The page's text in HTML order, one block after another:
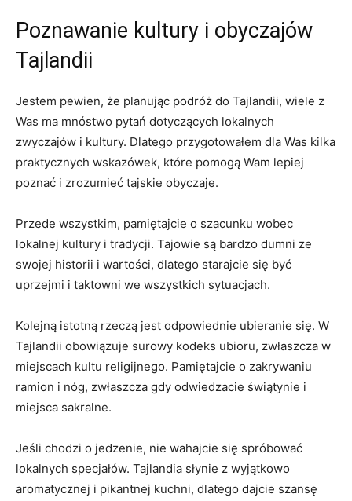
Poznawanie kultury i obyczajów
Tajlandii
Jestem pewien, że planując‌ podróż do Tajlandii, wiele ⁢z
⁤Was​ ma‍ mnóstwo pytań dotyczących lokalnych‍
zwyczajów i kultury. Dlatego przygotowałem dla ⁤Was kilka‍
praktycznych wskazówek, które pomogą Wam lepiej
poznać i zrozumieć tajskie obyczaje.
Przede wszystkim, pamiętajcie o szacunku ‍wobec
lokalnej kultury i ‌tradycji. Tajowie⁢ są bardzo dumni ze
⁢swojej historii i wartości,⁢ dlatego starajcie się być
uprzejmi i⁤ taktowni we wszystkich ‍sytuacjach.
Kolejną istotną rzeczą jest​ odpowiednie ubieranie się. W
Tajlandii obowiązuje surowy kodeks ⁢ubioru, zwłaszcza⁣ w
miejscach kultu⁢ religijnego.​ Pamiętajcie o ⁢zakrywaniu
ramion i nóg, ‍zwłaszcza gdy odwiedzacie świątynie i
miejsca⁢ sakralne.
Jeśli chodzi o ​jedzenie, ⁣nie wahajcie się spróbować
lokalnych ⁤specjałów. Tajlandia słynie z wyjątkowo
aromatycznej i pikantnej kuchni, dlatego dajcie szansę